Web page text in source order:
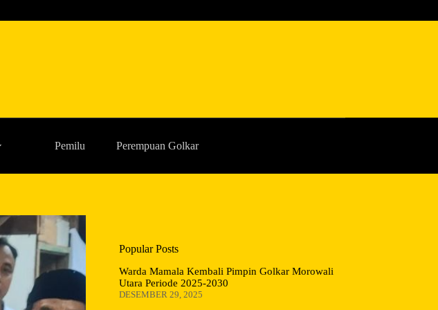
Pemilu Perempuan Golkar
Popular Posts
Warda Mamala Kembali Pimpin Golkar Morowali
Utara Periode 2025-2030
DESEMBER 29, 2025